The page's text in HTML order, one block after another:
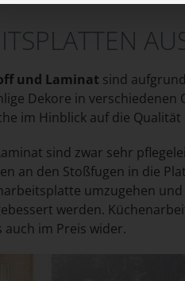
und Laminat sind
Dekore in
im Hinblick auf die Qualität
sind zwar sehr
an den Stoßfugen in die
umzugehen
werden.
im Preis wider.